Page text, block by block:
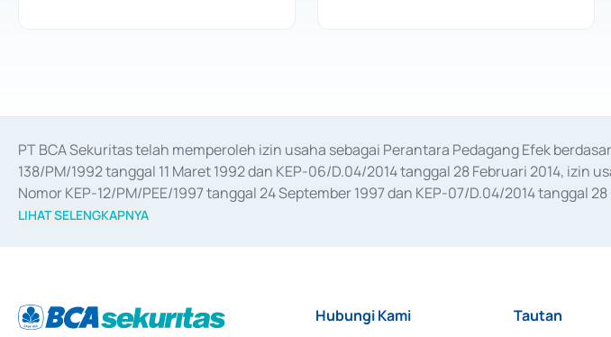
PT BCA Sekuritas telah memperoleh izin usaha sebagai Perantara Pedagang Efek
138/PM/1992 tanggal 11 Maret 1992 dan KEP-06/D.04/2014 tanggal 28 Februari 2014,
Nomor KEP-12/PM/PEE/1997 tanggal 24 September 1997 dan KEP-07/D.04/2014 tanggal
merger, akuisisi, divestasi, dan
LIHAT SELENGKAPNYA
Hubungi Kami Tautan